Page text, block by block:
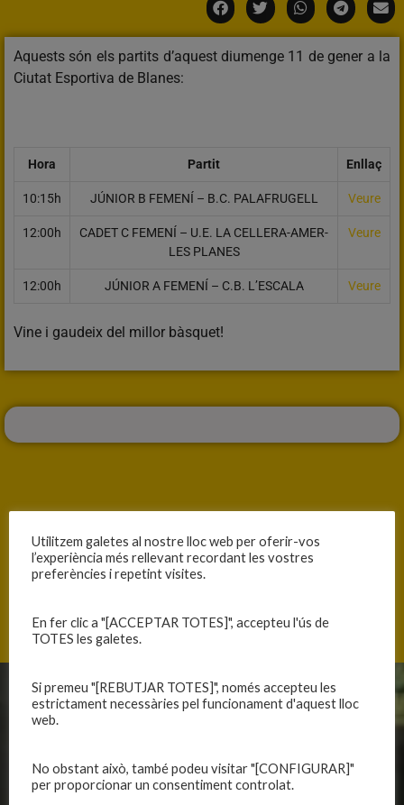
Aquests són els partits d’aquest diumenge 11 de gener a la
Ciutat Esportiva de Blanes:
Hora Partit Enllaç
10:15h JÚNIOR B FEMENÍ – B.C. PALAFRUGELL Veure
12:00h
CADET C FEMENÍ – U.E. LA CELLERA-AMER-
LES PLANES
Veure
12:00h JÚNIOR A FEMENÍ – C.B. L’ESCALA Veure
Vine i gaudeix del millor bàsquet!
ANTERIOR
DIA DE PARTIT LES DUES CARES DEL MATX
CLUB
Organització
Publicacions
EQUIPS
Primer equip femení
Equips masculins
Utilitzem galetes al nostre lloc web per oferir-vos
l’experiència més rellevant recordant les vostres
preferències i repetint visites.
En fer clic a "[ACCEPTAR TOTES]", accepteu l'ús de
TOTES les galetes.
Si premeu "[REBUTJAR TOTES]", només accepteu les
estrictament necessàries pel funcionament d'aquest lloc
web.
No obstant això, també podeu visitar "[CONFIGURAR]"
per proporcionar un consentiment controlat.